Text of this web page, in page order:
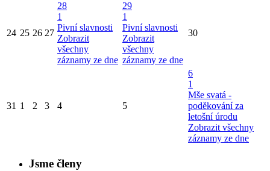
24 25 26 27
28
1
Pivní slavnosti
Zobrazit
všechny
záznamy ze dne
29
1
Pivní slavnosti
Zobrazit
všechny
záznamy ze dne
30
31 1 2 3 4 5
6
1
Mše svatá -
poděkování za
letošní úrodu
Zobrazit všechny
záznamy ze dne
Jsme členy